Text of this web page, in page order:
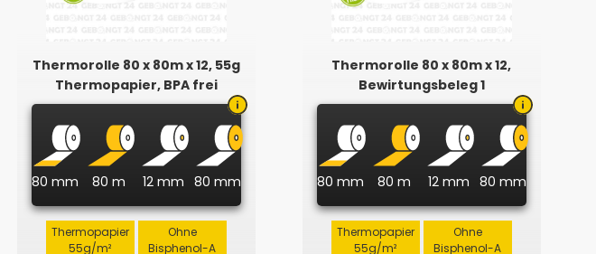
Thermorolle 80 x 80m x 12, 55g
Thermopapier, BPA frei
80 mm 80 m 12 mm 80 mm
Thermopapier
55g/m²
Ohne
Bisphenol-A
Thermorolle 80 x 80m x 12,
Bewirtungsbeleg 1
80 mm 80 m 12 mm 80 mm
Thermopapier
55g/m²
Ohne
Bisphenol-A